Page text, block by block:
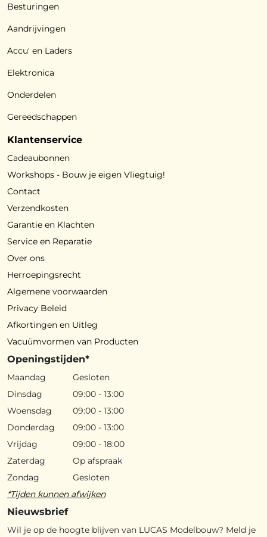
Besturingen
Aandrijvingen
Accu' en Laders
Elektronica
Onderdelen
Gereedschappen
Klantenservice
Cadeaubonnen
Workshops - Bouw je eigen Vliegtuig!
Contact
Verzendkosten
Garantie en Klachten
Service en Reparatie
Over ons
Herroepingsrecht
Algemene voorwaarden
Privacy Beleid
Afkortingen en Uitleg
Vacuümvormen van Producten
Openingstijden*
Maandag
Gesloten
Dinsdag
09:00 - 13:00
Woensdag
09:00 - 13:00
Donderdag
09:00 - 13:00
Vrijdag
09:00 - 18:00
Zaterdag
Op afspraak
Zondag
Gesloten
*Tijden kunnen afwijken
Nieuwsbrief
Wil je op de hoogte blijven van LUCAS Modelbouw? Meld je